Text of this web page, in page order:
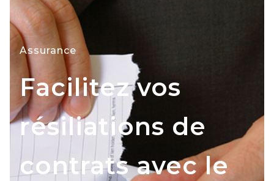
Assurance
Facilitez vos
résiliations de
contrats avec le